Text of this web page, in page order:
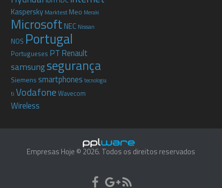
Kaspersky Marktest Meo Meraki
MicrosoftNEC Nissan
NOS Portugal
Portugueses PT Renault
samsungsegurança
Siemenssmartphones tecnologia
ti Vodafone Wavecom
Wireless
Empresas Hoje © 2026. Todos os direitos reservados